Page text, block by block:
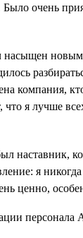
очень
насыщен
компания,
я лучше
наставник,
я никогда
ценно,